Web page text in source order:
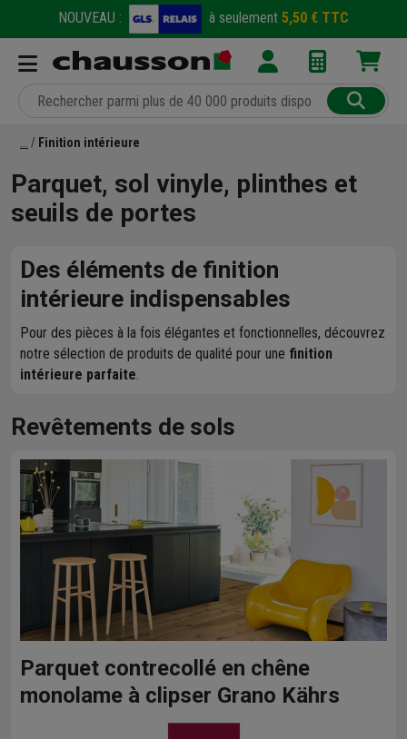
NOUVEAU : à seulement 5,50 € TTC
Finition intérieure
Parquet, sol vinyle, plinthes et
seuils de portes
Des éléments de finition
intérieure indispensables
Pour des pièces à la fois élégantes et fonctionnelles, découvrez
notre sélection de produits de qualité pour une finition
intérieure parfaite.
Revêtements de sols
Parquet contrecollé en chêne
monolame à clipser Grano Kährs